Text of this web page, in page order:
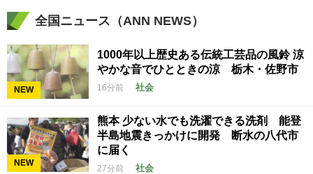
全国ニュース（ANN NEWS）
NEW
1000年以上歴史ある伝統工芸品の風鈴 涼
やかな音でひとときの涼 栃木・佐野市
16分前 社会
NEW
熊本 少ない水でも洗濯できる洗剤 能登
半島地震きっかけに開発 断水の八代市
に届く
27分前 社会